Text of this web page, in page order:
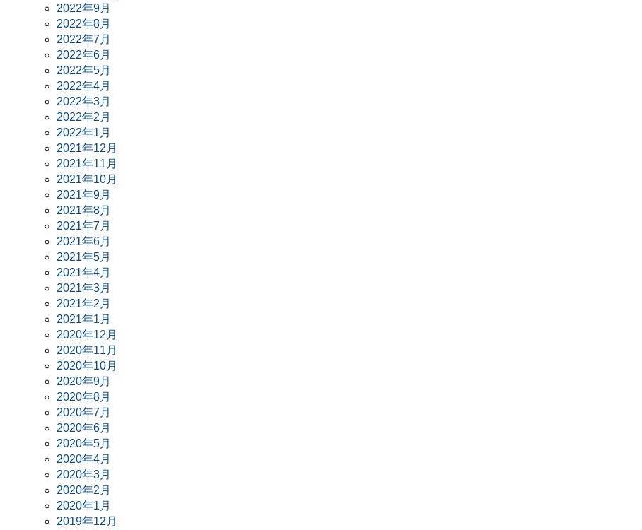
2022年9月
2022年8月
2022年7月
2022年6月
2022年5月
2022年4月
2022年3月
2022年2月
2022年1月
2021年12月
2021年11月
2021年10月
2021年9月
2021年8月
2021年7月
2021年6月
2021年5月
2021年4月
2021年3月
2021年2月
2021年1月
2020年12月
2020年11月
2020年10月
2020年9月
2020年8月
2020年7月
2020年6月
2020年5月
2020年4月
2020年3月
2020年2月
2020年1月
2019年12月